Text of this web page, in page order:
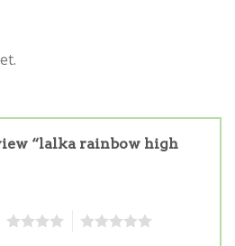
“lalka rainbow high